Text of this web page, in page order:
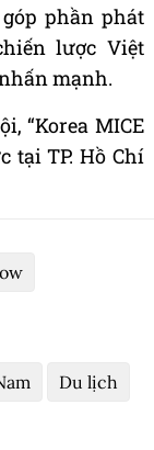
phần phát
lược Việt
mạnh.
“Korea MICE
tại TP. Hồ Chí
Du lịch